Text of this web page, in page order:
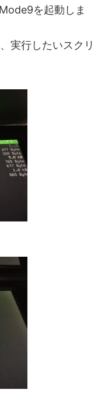
を起動しま
実行したいスクリ